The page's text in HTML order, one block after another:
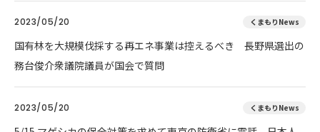
2023/05/20 くまもりNews
国有林を大規模伐採する再エネ事業は控えるべき 長野県選出の
務台俊介衆議院議員が国会で質問
2023/05/20 くまもりNews